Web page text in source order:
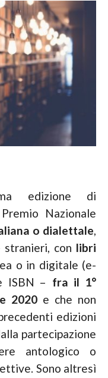
edizione di
Premio Nazionale
o dialettale,
con libri
o in digitale (e-
ISBN – fra il 1°
2020 e che non
edizioni
partecipazione
antologico o
Sono altresì